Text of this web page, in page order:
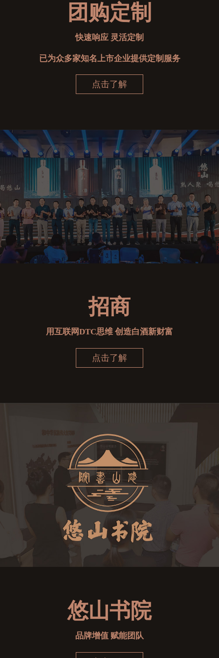
团购定制
快速响应 灵活定制
已为众多家知名上市企业提供定制服务
点击了解
招商
用互联网DTC思维 创造白酒新财富
点击了解
悠山书院
品牌增值 赋能团队